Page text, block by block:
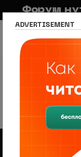
Форум
FAQ Правила
Нутрициология по регионам
ФГБНУ
Менеджер
ADVERTISEMENT